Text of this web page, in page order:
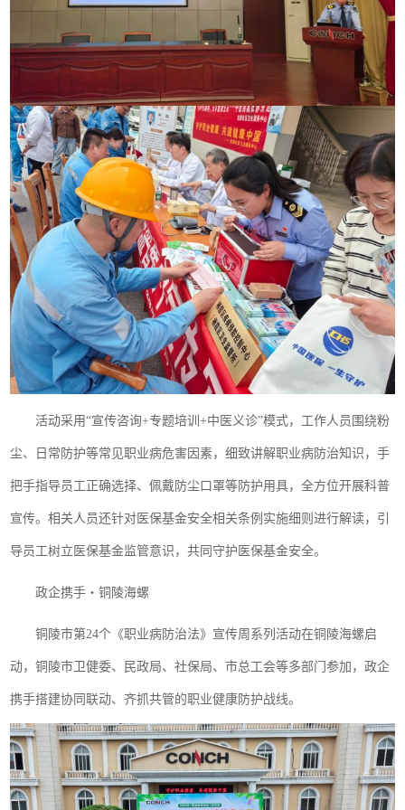
活动采用“宣传咨询+专题培训+中医义诊”模式，工作人员围绕粉
尘、日常防护等常见职业病危害因素，细致讲解职业病防治知识，手
把手指导员工正确选择、佩戴防尘口罩等防护用具，全方位开展科普
宣传。相关人员还针对医保基金安全相关条例实施细则进行解读，引
导员工树立医保基金监管意识，共同守护医保基金安全。
政企携手・铜陵海螺
铜陵市第24个《职业病防治法》宣传周系列活动在铜陵海螺启
动，铜陵市卫健委、民政局、社保局、市总工会等多部门参加，政企
携手搭建协同联动、齐抓共管的职业健康防护战线。